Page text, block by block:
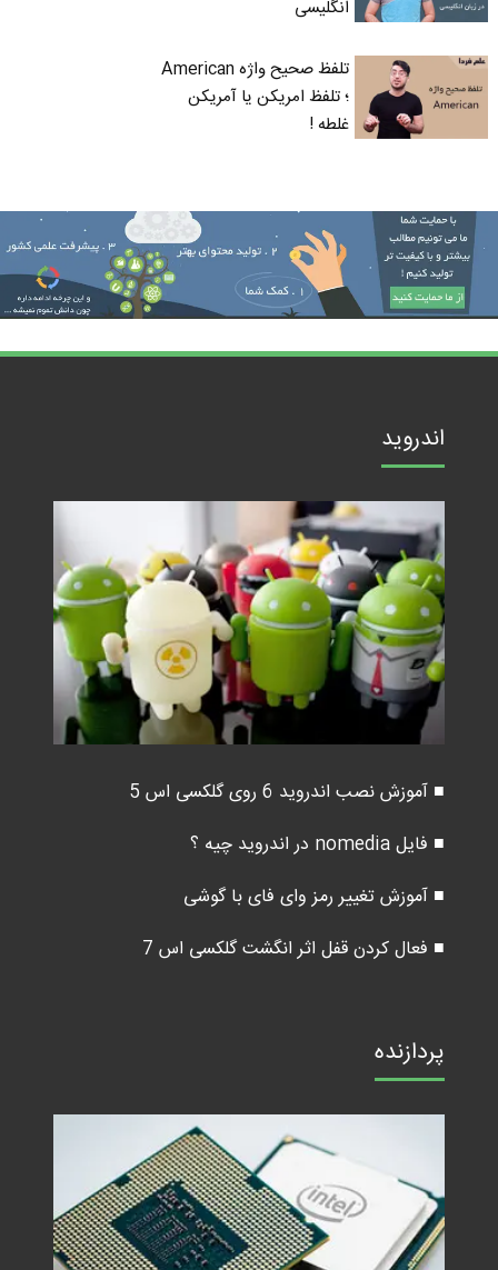
انگلیسی
تلفظ صحیح واژه American
؛ تلفظ امریکن یا آمریکن
غلطه !
اندروید
■ آموزش نصب اندروید 6 روی گلکسی اس 5
■ فایل nomedia در اندروید چیه ؟
■ آموزش تغییر رمز وای فای با گوشی
■ فعال کردن قفل اثر انگشت گلکسی اس 7
پردازنده